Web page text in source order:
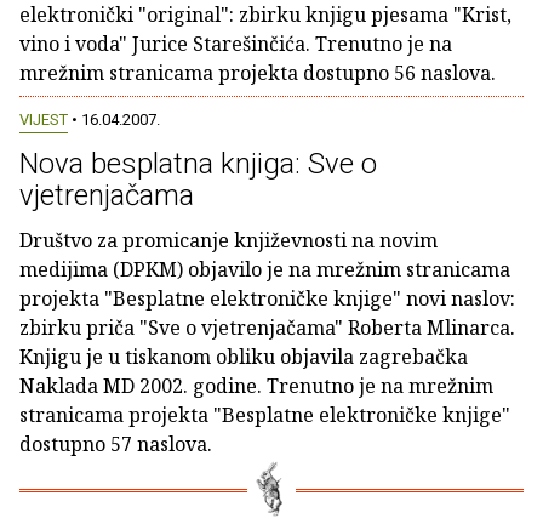
elektronički "original": zbirku knjigu pjesama "Krist,
vino i voda" Jurice Starešinčića. Trenutno je na
mrežnim stranicama projekta dostupno 56 naslova.
VIJEST • 16.04.2007.
Nova besplatna knjiga: Sve o
vjetrenjačama
Društvo za promicanje književnosti na novim
medijima (DPKM) objavilo je na mrežnim stranicama
projekta "Besplatne elektroničke knjige" novi naslov:
zbirku priča "Sve o vjetrenjačama" Roberta Mlinarca.
Knjigu je u tiskanom obliku objavila zagrebačka
Naklada MD 2002. godine. Trenutno je na mrežnim
stranicama projekta "Besplatne elektroničke knjige"
dostupno 57 naslova.